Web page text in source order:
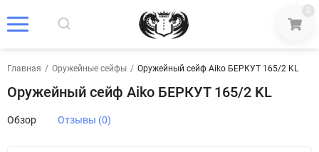
0
Главная / Оружейные сейфы / Оружейный сейф Aiko БЕРКУТ 165/2 KL
Оружейный сейф Aiko БЕРКУТ 165/2 KL
Обзор Отзывы (0)